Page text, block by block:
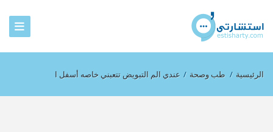
الرئيسية / طب وصحة / عندي الم التبويض تتعبني خاصه أسفل ا